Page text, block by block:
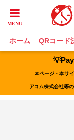
ホーム QRコード
本ページ・本サ
アコム株式会社等